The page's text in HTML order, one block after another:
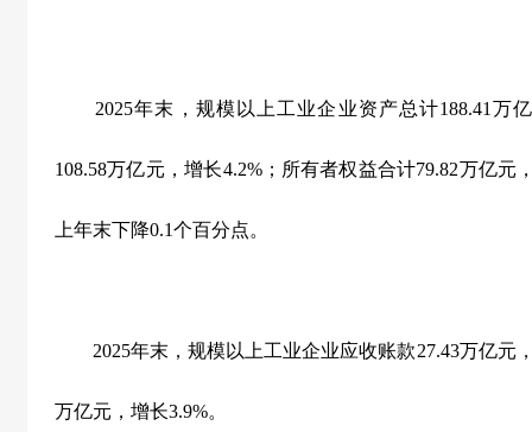
2025年末，规模以上工业企业资产总计188.41 万
108.58万亿元，增长4.2%；所有者权益合计79.82万亿元
上年末下降0.1个百分点。
2025年末，规模以上工业企业应收账款27.43万亿元
万亿元，增长3.9%。